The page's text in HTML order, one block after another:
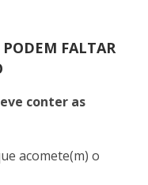
FALTAR
conter as
acomete(m) o